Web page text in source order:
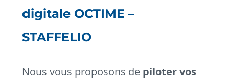
digitale OCTIME –
STAFFELIO
Nous vous proposons de piloter vos